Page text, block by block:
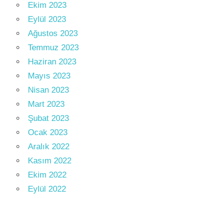
Ekim 2023
Eylül 2023
Ağustos 2023
Temmuz 2023
Haziran 2023
Mayıs 2023
Nisan 2023
Mart 2023
Şubat 2023
Ocak 2023
Aralık 2022
Kasım 2022
Ekim 2022
Eylül 2022